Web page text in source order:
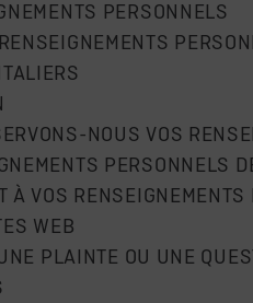
PERSONNELS
NOUS VOS
PERSONNELS
À VOS RENSEIGNEMENTS
WEB
PLAINTE OU UNE